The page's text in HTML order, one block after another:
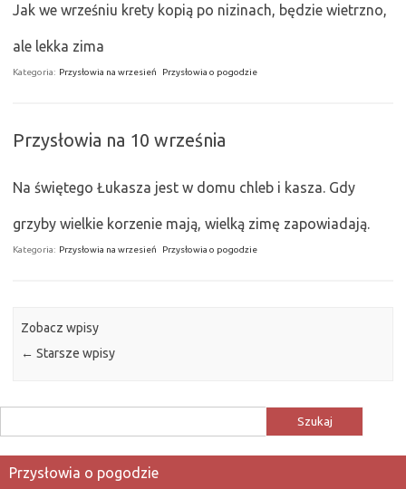
Jak we wrześniu krety kopią po nizinach, będzie wietrzno,
ale lekka zima
Kategoria: Przysłowia na wrzesień Przysłowia o pogodzie
Przysłowia na 10 września
Na świętego Łukasza jest w domu chleb i kasza. Gdy
grzyby wielkie korzenie mają, wielką zimę zapowiadają.
Kategoria: Przysłowia na wrzesień Przysłowia o pogodzie
Zobacz wpisy
← Starsze wpisy
Przysłowia o pogodzie